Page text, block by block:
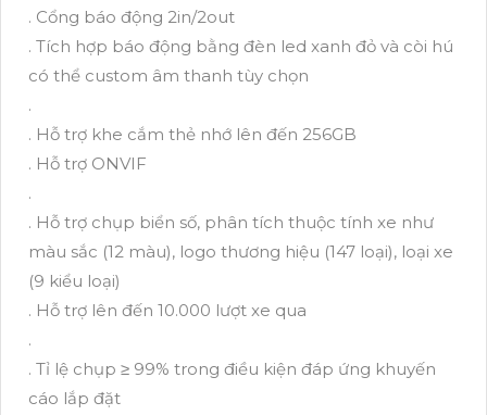
. Cổng báo động 2in/2out
. Tích hợp báo động bằng đèn led xanh đỏ và còi hú
có thể custom âm thanh tùy chọn
.
. Hỗ trợ khe cắm thẻ nhớ lên đến 256GB
. Hỗ trợ ONVIF
.
. Hỗ trợ chụp biển số, phân tích thuộc tính xe như
màu sắc (12 màu), logo thương hiệu (147 loại), loại xe
(9 kiểu loại)
. Hỗ trợ lên đến 10.000 lượt xe qua
.
. Tỉ lệ chụp ≥ 99% trong điều kiện đáp ứng khuyến
cáo lắp đặt